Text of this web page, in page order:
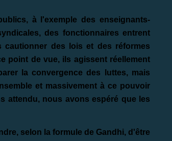
à l'exemple des enseignants-
des fonctionnaires entrent
cautionner des lois et des réformes
point de vue, ils agissent réellement
la convergence des luttes, mais
et massivement à ce pouvoir
attendu, nous avons espéré que les
selon la formule de Gandhi, d'être